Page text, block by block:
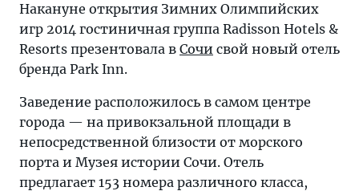
Накануне открытия Зимних Олимпийских
игр 2014 гостиничная группа Radisson Hotels &
Resorts презентовала в Сочи свой новый отель
бренда Park Inn.
Заведение расположилось в самом центре
города — на привокзальной площади в
непосредственной близости от морского
порта и Музея истории Сочи. Отель
предлагает 153 номера различного класса,